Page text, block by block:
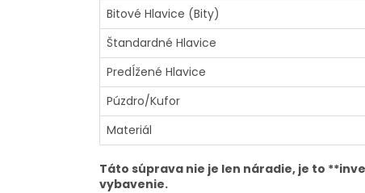
Bitové Hlavice (Bity)
Štandardné Hlavice
Predĺžené Hlavice
Púzdro/Kufor
Materiál
Táto súprava nie je len náradie, je to
vybavenie.